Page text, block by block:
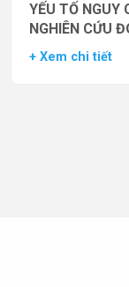
YẾU TỐ NGUY
NGHIÊN CỨU
+ Xem chi tiết